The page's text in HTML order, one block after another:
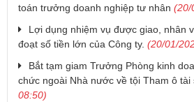
toán trưởng doanh nghiệp tư nhân (20/
Lợi dụng nhiệm vụ được giao, nhân
đoạt số tiền lớn của Công ty. (20/01/
Bắt tạm giam Trưởng Phòng kinh
chức ngoài Nhà nước về tội Tham ô tài
08:50)